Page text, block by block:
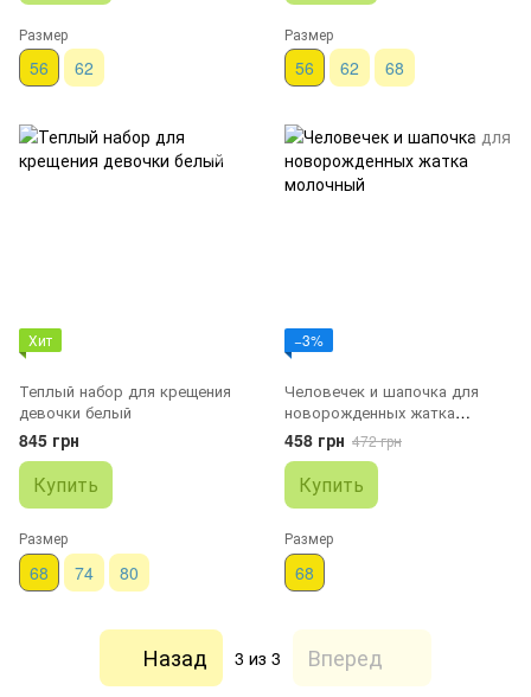
Размер
56 62
Размер
56 62 68
Хит
Теплый набор для крещения
девочки белый
845 грн
Купить
Размер
68 74 80
−3%
Человечек и шапочка для
новорожденных жатка
молочный
458 грн 472 грн
Купить
Размер
68
Назад 3 из 3 Вперед